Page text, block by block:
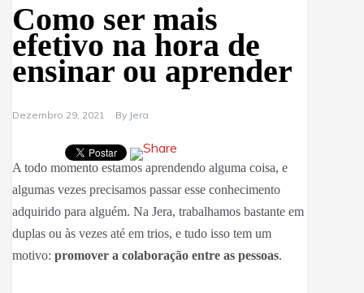
Como ser mais
efetivo na hora de
ensinar ou aprender
Dezembro 29, 2021 By Jera
A todo momento estamos aprendendo alguma coisa, e
algumas vezes precisamos passar esse conhecimento
adquirido para alguém. Na Jera, trabalhamos bastante em
duplas ou às vezes até em trios, e tudo isso tem um
motivo: promover a colaboração entre as pessoas.